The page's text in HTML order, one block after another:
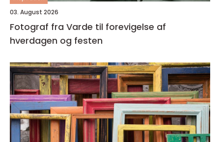
03. August 2026
Fotograf fra Varde til forevigelse af
hverdagen og festen